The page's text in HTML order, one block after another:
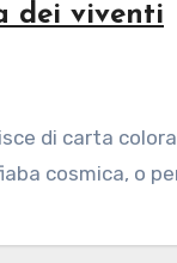
dei viventi
di carta
cosmica, o